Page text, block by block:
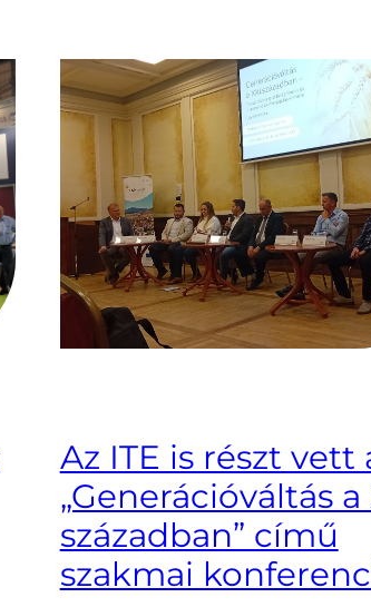
Az ITE is részt vett
„Generációváltás a
században” című
szakmai